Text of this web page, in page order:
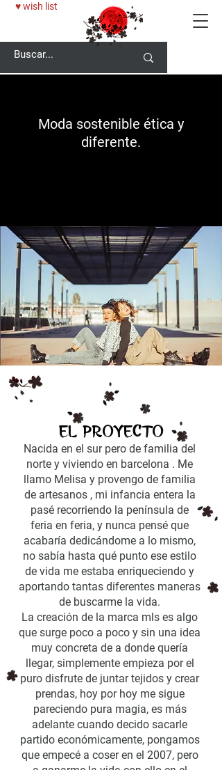
♥ wish list
Moda sostenible ética y
diferente.
El proyecto
Nacida en el sur pero de familia del
norte y viviendo en barcelona . Me
llamo Melisa y provengo de familia
de artesanos , mi infancia entera la
pasé recorriendo la península de
feria en feria, y nunca pensé que
acabaría dedicándome a lo mismo,
no sabía hasta qué punto ese estilo
de vida me estaba enriqueciendo y
aportando tantas diferentes maneras
de buscarme la vida.
La creación de la marca mls es algo
que surge poco a poco y sin una idea
muy concreta de a donde quería
llegar, simplemente empieza por el
puro disfrute de juntar tejidos y crear
prendas, hoy por hoy me sigue
pareciendo pura magia, es más
adelante cuando decido sacarle
partido económicamente, pongamos
que empecé a coser en el 2007, pero